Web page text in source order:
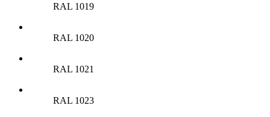
RAL 1019
RAL 1020
RAL 1021
RAL 1023